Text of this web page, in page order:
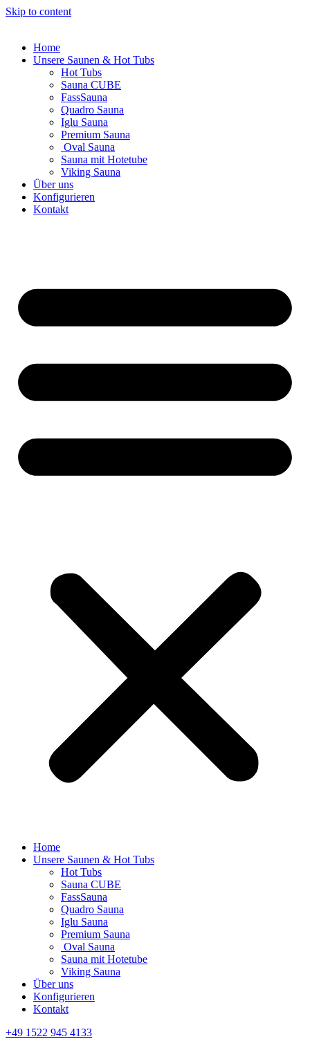
Skip to content
Home
Unsere Saunen & Hot Tubs
Hot Tubs
Sauna CUBE
FassSauna
Quadro Sauna
Iglu Sauna
Premium Sauna
Oval Sauna
Sauna mit Hotetube
Viking Sauna
Über uns
Konfigurieren
Kontakt
Home
Unsere Saunen & Hot Tubs
Hot Tubs
Sauna CUBE
FassSauna
Quadro Sauna
Iglu Sauna
Premium Sauna
Oval Sauna
Sauna mit Hotetube
Viking Sauna
Über uns
Konfigurieren
Kontakt
+49 1522 945 4133